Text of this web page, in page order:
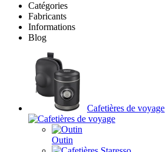
Catégories
Fabricants
Informations
Blog
Cafetières de voyage
Outin